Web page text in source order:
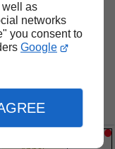
well as
networks
you consent to
Google